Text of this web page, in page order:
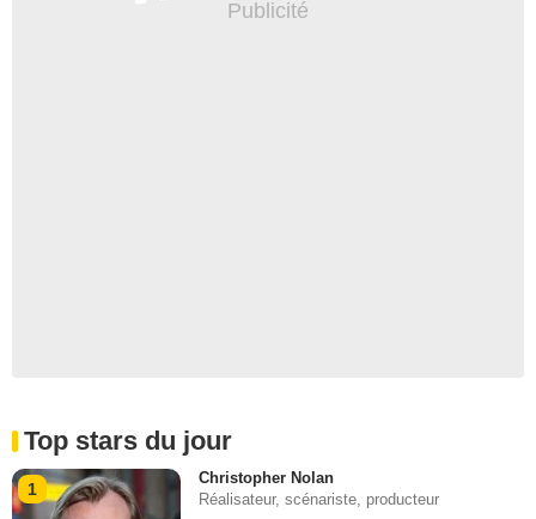
Top stars du jour
1
Christopher Nolan
Réalisateur, scénariste, producteur